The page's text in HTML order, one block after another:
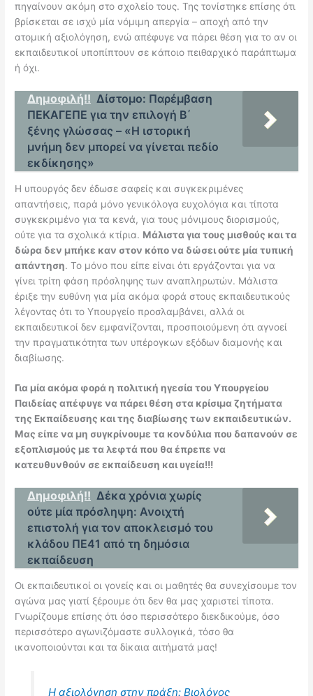
πηγαίνουν ακόμη στο σχολείο τους. Της τονίστηκε επίσης ότι
βρίσκεται σε ισχύ μία νόμιμη απεργία – αποχή από την
ατομική αξιολόγηση, ενώ απέφυγε να πάρει θέση για το αν οι
εκπαιδευτικοί υποπίπτουν σε κάποιο πειθαρχικό παράπτωμα
ή όχι.
Δημοφιλή!! Δίστομο: Παρέμβαση
ΠΕΚΑΓΕΠΕ για την επιλογή Β΄
ξένης γλώσσας – «Η ιστορική
μνήμη δεν μπορεί να γίνεται πεδίο
εκδίκησης»
Η υπουργός δεν έδωσε σαφείς και συγκεκριμένες
απαντήσεις, παρά μόνο γενικόλογα ευχολόγια και τίποτα
συγκεκριμένο για τα κενά, για τους μόνιμους διορισμούς,
ούτε για τα σχολικά κτίρια. Μάλιστα για τους μισθούς και τα
δώρα δεν μπήκε καν στον κόπο να δώσει ούτε μία τυπική
απάντηση. Το μόνο που είπε είναι ότι εργάζονται για να
γίνει τρίτη φάση πρόσληψης των αναπληρωτών. Μάλιστα
έριξε την ευθύνη για μία ακόμα φορά στους εκπαιδευτικούς
λέγοντας ότι το Υπουργείο προσλαμβάνει, αλλά οι
εκπαιδευτικοί δεν εμφανίζονται, προσποιούμενη ότι αγνοεί
την πραγματικότητα των υπέρογκων εξόδων διαμονής και
διαβίωσης.
Για μία ακόμα φορά η πολιτική ηγεσία του Υπουργείου
Παιδείας απέφυγε να πάρει θέση στα κρίσιμα ζητήματα
της Εκπαίδευσης και της διαβίωσης των εκπαιδευτικών.
Μας είπε να μη συγκρίνουμε τα κονδύλια που δαπανούν σε
εξοπλισμούς με τα λεφτά που θα έπρεπε να
κατευθυνθούν σε εκπαίδευση και υγεία!!!
Δημοφιλή!! Δέκα χρόνια χωρίς
ούτε μία πρόσληψη: Ανοιχτή
επιστολή για τον αποκλεισμό του
κλάδου ΠΕ41 από τη δημόσια
εκπαίδευση
Οι εκπαιδευτικοί οι γονείς και οι μαθητές θα συνεχίσουμε τον
αγώνα μας γιατί ξέρουμε ότι δεν θα μας χαριστεί τίποτα.
Γνωρίζουμε επίσης ότι όσο περισσότερο διεκδικούμε, όσο
περισσότερο αγωνιζόμαστε συλλογικά, τόσο θα
ικανοποιούνται και τα δίκαια αιτήματά μας!
Η αξιολόγηση στην πράξη: Βιολόγος